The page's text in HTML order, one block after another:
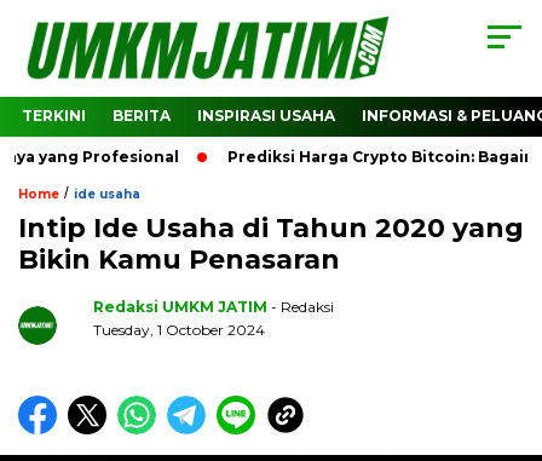
TERKINI BERITA INSPIRASI USAHA INFORMASI &
Profesional Prediksi Harga Crypto Bitcoin: Bagaimana
Home / ide usaha
Intip Ide Usaha di Tahun 2020 yang
Bikin Kamu Penasaran
Redaksi UMKM JATIM - Redaksi
Tuesday, 1 October 2024